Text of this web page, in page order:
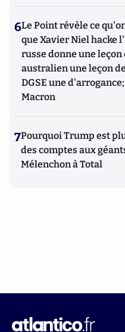
6Le Point révèle ce
que Xavier Niel hacke
russe donne une leçon
australien une leçon
DGSE une
Macron
7Pourquoi Trump est
des comptes aux
Mélenchon à Total